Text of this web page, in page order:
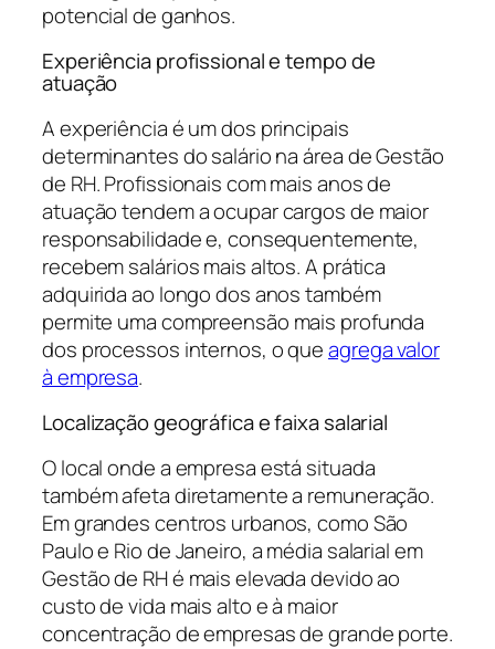
potencial de ganhos.
Experiência profissional e tempo de
atuação
A experiência é um dos principais
determinantes do salário na área de Gestão
de RH. Profissionais com mais anos de
atuação tendem a ocupar cargos de maior
responsabilidade e, consequentemente,
recebem salários mais altos. A prática
adquirida ao longo dos anos também
permite uma compreensão mais profunda
dos processos internos, o queagrega valor
à empresa.
Localização geográfica e faixa salarial
O local onde a empresa está situada
também afeta diretamente a remuneração.
Em grandes centros urbanos, como São
Paulo e Rio de Janeiro, a média salarial em
Gestão de RH é mais elevada devido ao
custo de vida mais alto e à maior
concentração de empresas de grande porte.